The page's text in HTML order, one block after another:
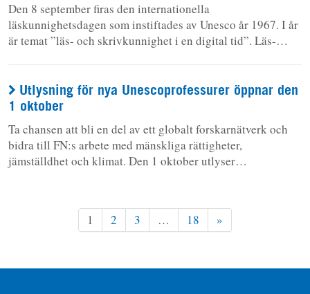
Den 8 september firas den internationella
läskunnighetsdagen som instiftades av Unesco år 1967. I år
är temat ”läs- och skrivkunnighet i en digital tid”. Läs-…
Utlysning för nya Unescoprofessurer öppnar den
1 oktober
Ta chansen att bli en del av ett globalt forskarnätverk och
bidra till FN:s arbete med mänskliga rättigheter,
jämställdhet och klimat. Den 1 oktober utlyser…
1 2 3 … 18 »